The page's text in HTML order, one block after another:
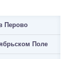
Перово
Поле